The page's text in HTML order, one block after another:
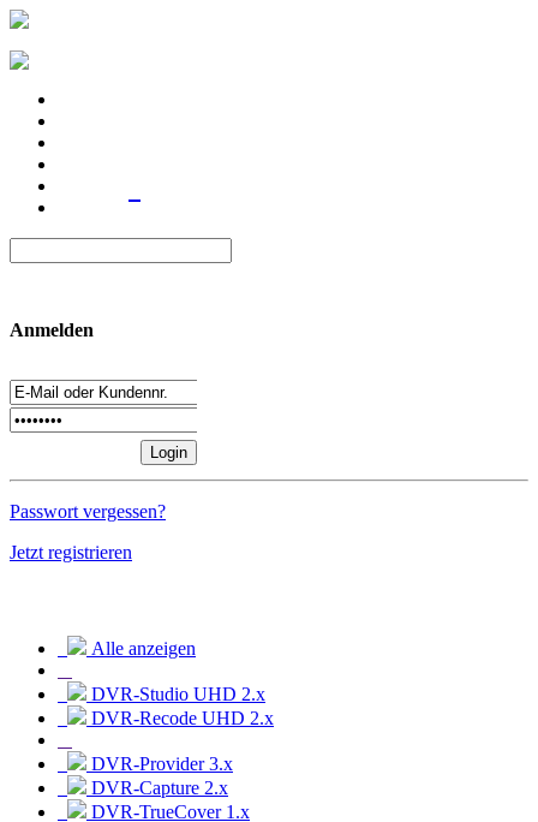
Anmelden
Passwort vergessen?
Jetzt registrieren
Alle anzeigen
DVR-Studio UHD 2.x
DVR-Recode UHD 2.x
DVR-Provider 3.x
DVR-Capture 2.x
DVR-TrueCover 1.x